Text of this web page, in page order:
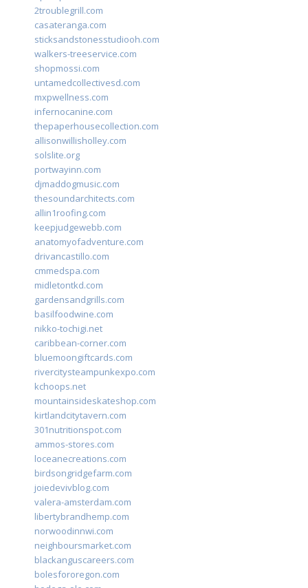
2troublegrill.com
casateranga.com
sticksandstonesstudiooh.com
walkers-treeservice.com
shopmossi.com
untamedcollectivesd.com
mxpwellness.com
infernocanine.com
thepaperhousecollection.com
allisonwillisholley.com
solslite.org
portwayinn.com
djmaddogmusic.com
thesoundarchitects.com
allin1roofing.com
keepjudgewebb.com
anatomyofadventure.com
drivancastillo.com
cmmedspa.com
midletontkd.com
gardensandgrills.com
basilfoodwine.com
nikko-tochigi.net
caribbean-corner.com
bluemoongiftcards.com
rivercitysteampunkexpo.com
kchoops.net
mountainsideskateshop.com
kirtlandcitytavern.com
301nutritionspot.com
ammos-stores.com
loceanecreations.com
birdsongridgefarm.com
joiedevivblog.com
valera-amsterdam.com
libertybrandhemp.com
norwoodinnwi.com
neighboursmarket.com
blackanguscareers.com
bolesfororegon.com